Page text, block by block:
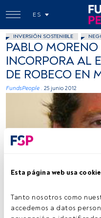
Esta página web usa
Tanto nosotros como
accedemos a datos
ES
INVERSIÓN SOSTENIBLE
PABLO MORENO
INCORPORA AL
DE ROBECO EN
FundsPeople . 25 junio 2012
Cedida
Tiempo lectura: 1 min.